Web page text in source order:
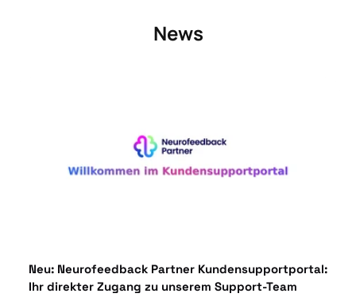
News
Neu: Neurofeedback Partner Kundensupportportal:
Ihr direkter Zugang zu unserem Support-Team